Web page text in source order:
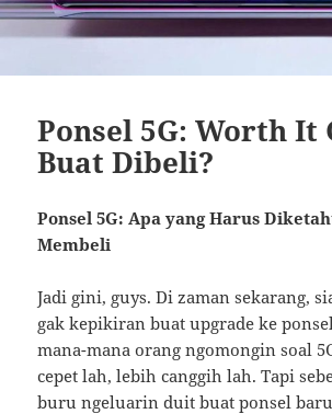
Ponsel 5G: Worth It
Buat Dibeli?
Ponsel 5G: Apa yang Harus
Membeli
Jadi gini, guys. Di zaman sekarang,
gak kepikiran buat upgrade ke
mana-mana orang ngomongin soal
cepet lah, lebih canggih lah. Tapi
buru ngeluarin duit buat ponsel